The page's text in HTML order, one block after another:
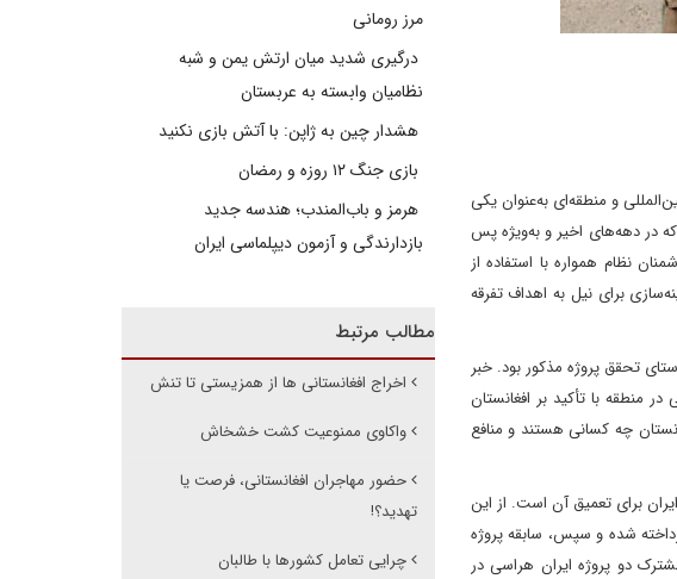
و ﻣﻨﻄﻘﻪ‌ای به‌عنوان یکی
در دهه‌های اخیر و به‌ویژه پس
نظام همواره با استفاده از
برای نیل به اهداف تفرقه
در راستای تحقق پروژه مذکور بود. خبر
منطقه با تأکید بر افغانستان
پروژه ایران هراسی در افغانستان چه کسانی هستند و منافع
برای تعمیق آن است. از این
شده و سپس، سابقه پروژه
دو پروژه ایران هراسی در
مرز رومانی
درگیری شدید میان ارتش یمن و شبه
نظامیان وابسته به عربستان
هشدار چین به ژاپن: با آتش بازی نکنید
بازی جنگ ۱۲ روزه و رمضان
هرمز و باب‌المندب؛ هندسه جدید
بازدارندگی و آزمون دیپلماسی ایران
مطالب مرتبط
اخراج افغانستانی ها از همزیستی تا تنش
واکاوی ممنوعیت کشت خشخاش
حضور مهاجران افغانستانی، فرصت یا
تهدید؟!
چرایی تعامل کشورها با طالبان